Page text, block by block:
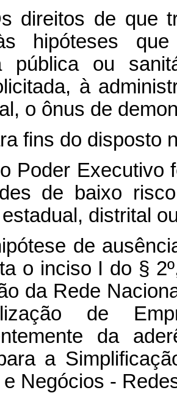
direitos de que
hipóteses que
pública ou
à
o ônus de
fins do disposto
Poder Executivo
de baixo
estadual, distrital
de
o inciso I do §
da Rede
de
da
a
Negócios -